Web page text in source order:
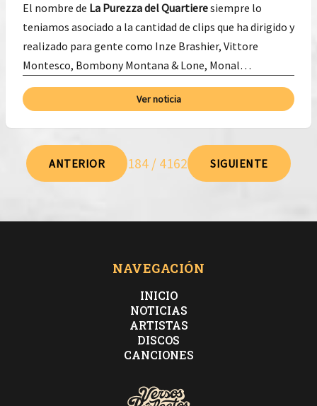
El nombre de La Purezza del Quartieresiempre lo
teniamos asociado a la cantidad de clips que ha dirigido y
realizado para gente como Inze Brashier, Vittore
Montesco, Bombony Montana & Lone, Monal…
Ver noticia
ANTERIOR 184 / 4162 SIGUIENTE
NAVEGACIÓN
INICIO
NOTICIAS
ARTISTAS
DISCOS
CANCIONES